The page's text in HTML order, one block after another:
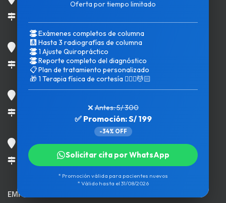
Los Olivos
Av. Carlos Izaguirre 490
Chorrillos
Av. Paseo de la República 1496
San Miguel
Av. La Marina 2249
EMPRESA DEL AÑO
Oferta por tiempo limitado
Exámenes completos de columna
🩻 Hasta 3 radiografías de columna
1 Ajuste Quiropráctico
Reporte completo del diagnóstico
📋Plan de tratamiento personalizado
🎁1 Terapia física de cortesía 💆🏻‍♀️💆🏻
❌Antes: S/ 300
✅ Promoción: S/ 199
-34% OFF
Solicitar cita por WhatsApp
* Promoción válida para pacientes nuevos
* Válido hasta el 31/08/2026